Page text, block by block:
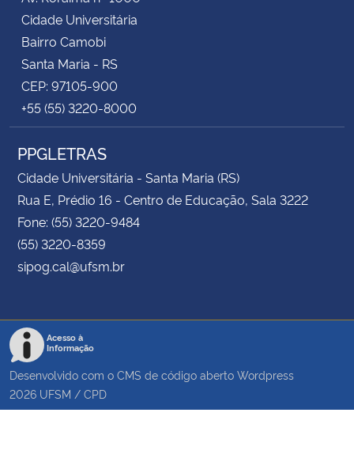
Cidade Universitária
Bairro Camobi
Santa Maria - RS
CEP: 97105-900
+55 (55) 3220-8000
PPGLETRAS
Cidade Universitária - Santa Maria (RS)
Rua E, Prédio 16 - Centro de Educação, Sala 3222
Fone: (55) 3220-9484
(55) 3220-8359
sipog.cal@ufsm.br
Acesso à
Informação
Desenvolvido com o CMS de código aberto Wordpress
2026 UFSM / CPD